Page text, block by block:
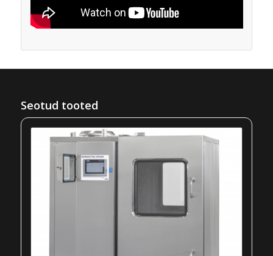
Seotud tooted